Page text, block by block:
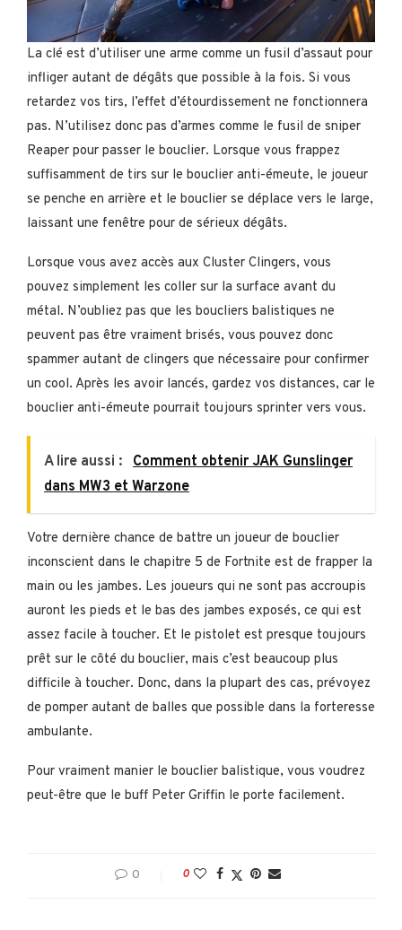
La clé est d’utiliser une arme comme un fusil d’assaut pour
infliger autant de dégâts que possible à la fois. Si vous
retardez vos tirs, l’effet d’étourdissement ne fonctionnera
pas. N’utilisez donc pas d’armes comme le fusil de sniper
Reaper pour passer le bouclier. Lorsque vous frappez
suffisamment de tirs sur le bouclier anti-émeute, le joueur
se penche en arrière et le bouclier se déplace vers le large,
laissant une fenêtre pour de sérieux dégâts.
Lorsque vous avez accès aux Cluster Clingers, vous
pouvez simplement les coller sur la surface avant du
métal. N’oubliez pas que les boucliers balistiques ne
peuvent pas être vraiment brisés, vous pouvez donc
spammer autant de clingers que nécessaire pour confirmer
un cool. Après les avoir lancés, gardez vos distances, car le
bouclier anti-émeute pourrait toujours sprinter vers vous.
A lire aussi :
Comment obtenir JAK Gunslinger
dans MW3 et Warzone
Votre dernière chance de battre un joueur de bouclier
inconscient dans le chapitre 5 de Fortnite est de frapper la
main ou les jambes. Les joueurs qui ne sont pas accroupis
auront les pieds et le bas des jambes exposés, ce qui est
assez facile à toucher. Et le pistolet est presque toujours
prêt sur le côté du bouclier, mais c’est beaucoup plus
difficile à toucher. Donc, dans la plupart des cas, prévoyez
de pomper autant de balles que possible dans la forteresse
ambulante.
Pour vraiment manier le bouclier balistique, vous voudrez
peut-être que le buff Peter Griffin le porte facilement.
0 0